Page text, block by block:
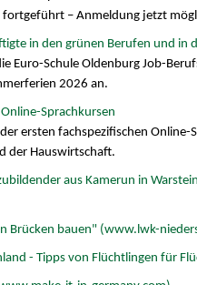
– Anmeldung jetzt
in den grünen Berufen und in
Euro-Schule Oldenburg Job-
2026 an.
Sprachkursen
ersten fachspezifischen
der Hauswirtschaft.
aus Kamerun in
Brücken bauen" (www.lwk-
- Tipps von Flüchtlingen für